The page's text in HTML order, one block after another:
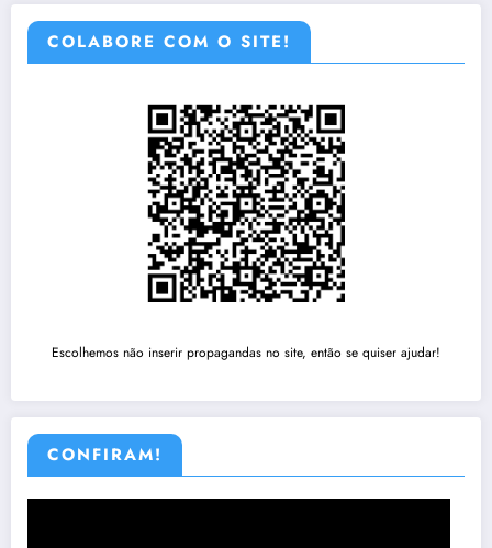
COLABORE COM O SITE!
Escolhemos não inserir propagandas no site, então se quiser ajudar!
CONFIRAM!